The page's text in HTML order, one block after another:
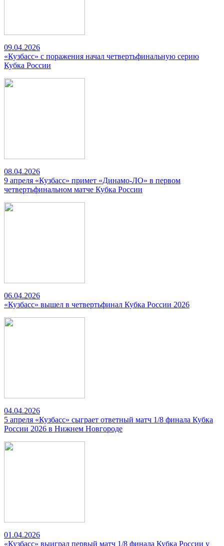
09.04.2026
«Кузбасс» с поражения начал четвертьфинальную серию
Кубка России
08.04.2026
9 апреля «Кузбасс» примет «Динамо-ЛО» в первом
четвертьфинальном матче Кубка России
06.04.2026
«Кузбасс» вышел в четвертьфинал Кубка России 2026
04.04.2026
5 апреля «Кузбасс» сыграет ответный матч 1/8 финала Кубка
России 2026 в Нижнем Новгороде
01.04.2026
«Кузбасс» выиграл первый матч 1/8 финала Кубка России у